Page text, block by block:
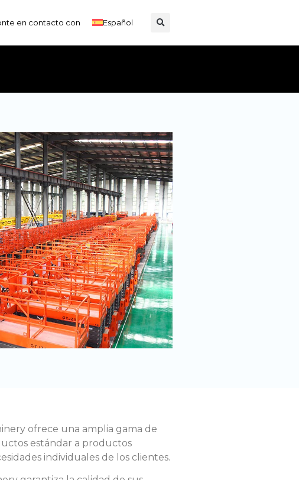
en contacto con Español
ofrece una amplia gama de
estándar a productos
individuales de los clientes.